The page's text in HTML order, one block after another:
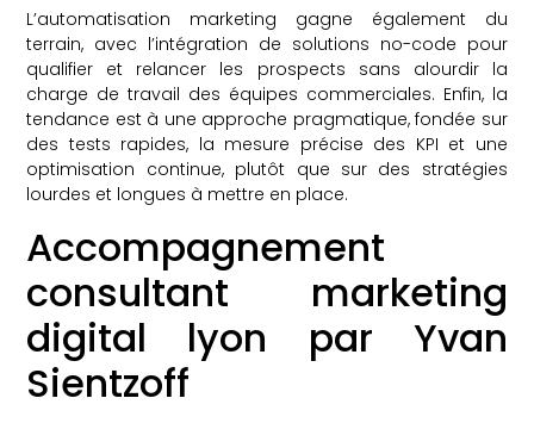
L’automatisation marketing gagne également du
terrain, avec l’intégration de solutions no-code pour
qualifier et relancer les prospects sans alourdir la
charge de travail des équipes commerciales. Enfin, la
tendance est à une approche pragmatique, fondée sur
des tests rapides, la mesure précise des KPI et une
optimisation continue, plutôt que sur des stratégies
lourdes et longues à mettre en place.
Accompagnement
consultant marketing
digital lyon par Yvan
Sientzoff